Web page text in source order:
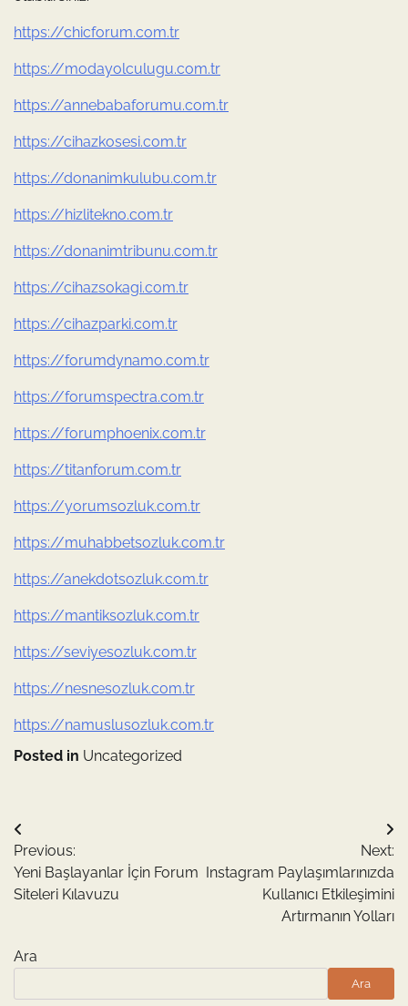
https://chicforum.com.tr
https://modayolculugu.com.tr
https://annebabaforumu.com.tr
https://cihazkosesi.com.tr
https://donanimkulubu.com.tr
https://hizlitekno.com.tr
https://donanimtribunu.com.tr
https://cihazsokagi.com.tr
https://cihazparki.com.tr
https://forumdynamo.com.tr
https://forumspectra.com.tr
https://forumphoenix.com.tr
https://titanforum.com.tr
https://yorumsozluk.com.tr
https://muhabbetsozluk.com.tr
https://anekdotsozluk.com.tr
https://mantiksozluk.com.tr
https://seviyesozluk.com.tr
https://nesnesozluk.com.tr
https://namuslusozluk.com.tr
Posted in Uncategorized
Yazı
gezinmesi
Previous:
Yeni Başlayanlar İçin Forum
Siteleri Kılavuzu
Next:
Instagram Paylaşımlarınızda
Kullanıcı Etkileşimini
Artırmanın Yolları
Ara
Ara